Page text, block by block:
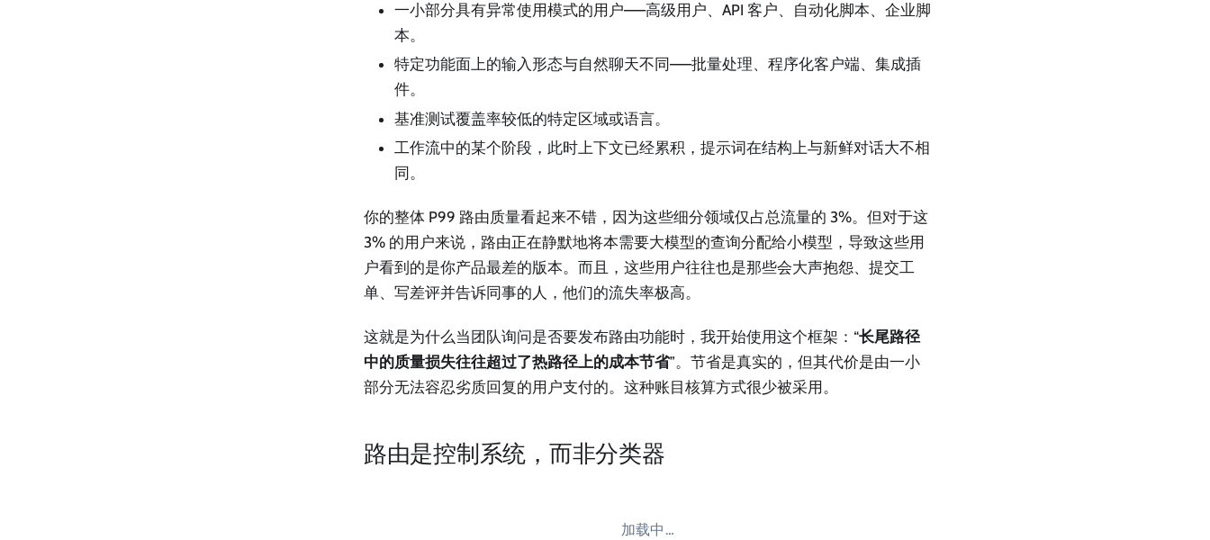
一小部分具有异常使用模式的用户——高级用户、API 客户、自动化脚本、企业脚
本。
特定功能面上的输入形态与自然聊天不同——批量处理、程序化客户端、集成插
件。
基准测试覆盖率较低的特定区域或语言。
工作流中的某个阶段，此时上下文已经累积，提示词在结构上与新鲜对话大不相
同。
你的整体 P99 路由质量看起来不错，因为这些细分领域仅占总流量的 3%。但对于这
3% 的用户来说，路由正在静默地将本需要大模型的查询分配给小模型，导致这些用
户看到的是你产品最差的版本。而且，这些用户往往也是那些会大声抱怨、提交工
单、写差评并告诉同事的人，他们的流失率极高。
这就是为什么当团队询问是否要发布路由功能时，我开始使用这个框架：“长尾路径
中的质量损失往往超过了热路径上的成本节省”。节省是真实的，但其代价是由一小
部分无法容忍劣质回复的用户支付的。这种账目核算方式很少被采用。
路由是控制系统，而非分类器
加载中…